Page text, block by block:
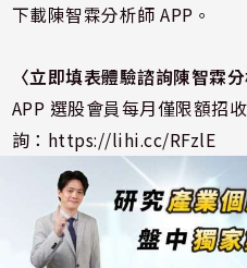
下載陳智霖分析師 APP。
〈立即填表體驗諮詢陳智霖分
APP 選股會員每月僅限額招
詢： https://lihi.cc/RFzlE